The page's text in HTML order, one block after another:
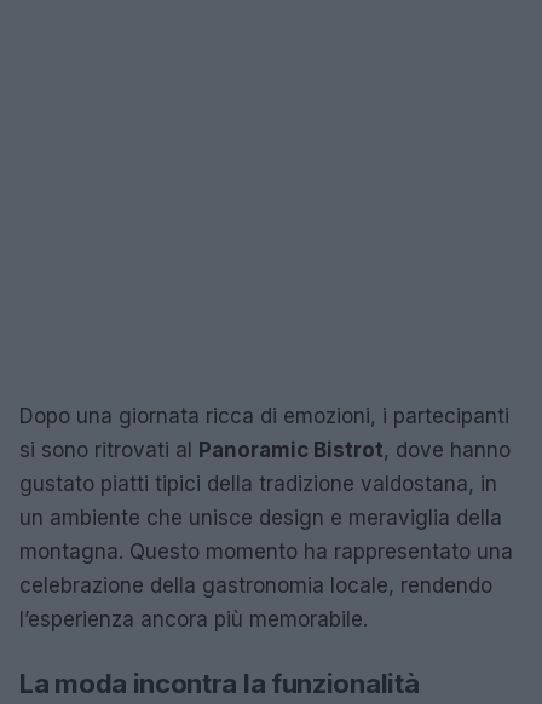
Dopo una giornata ricca di emozioni, i partecipanti
si sono ritrovati al Panoramic Bistrot, dove hanno
gustato piatti tipici della tradizione valdostana, in
un ambiente che unisce design e meraviglia della
montagna. Questo momento ha rappresentato una
celebrazione della gastronomia locale, rendendo
l’esperienza ancora più memorabile.
La moda incontra la funzionalità